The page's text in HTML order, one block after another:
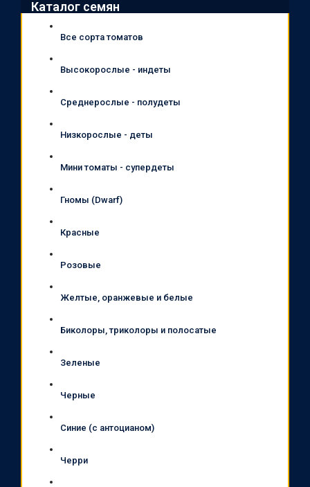
Каталог семян
Все сорта томатов
Высокорослые - индеты
Среднерослые - полудеты
Низкорослые - деты
Мини томаты - супердеты
Гномы (Dwarf)
Красные
Розовые
Желтые, оранжевые и белые
Биколоры, триколоры и полосатые
Зеленые
Черные
Синие (с антоцианом)
Черри